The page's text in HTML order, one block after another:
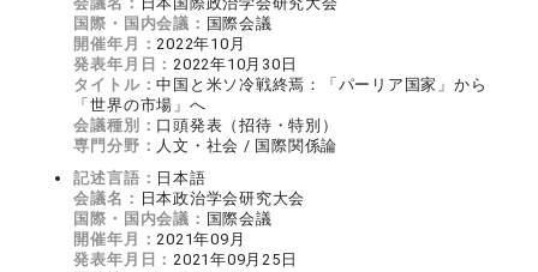
国際・国内会議： 国際会議
開催年月：2022年10月
発表年月日：2022年10月30日
タイトル：中国と米ソ冷戦終焉：「パーリア国家」から
「世界の市場」へ
会議種別： 口頭発表（招待・特別）
専門分野： 人文・社会 / 国際関係論
記述言語： 日本語
会議名： 日本政治学会研究大会
国際・国内会議： 国際会議
開催年月：2021年09月
発表年月日：2021年09月25日